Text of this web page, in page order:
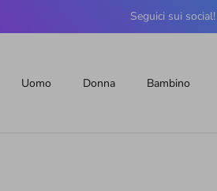
Seguici sui social!
Uomo Donna Bambino